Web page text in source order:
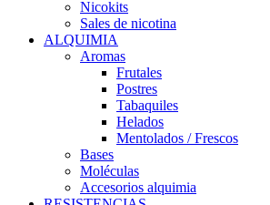
Nicokits
Sales de nicotina
ALQUIMIA
Aromas
Frutales
Postres
Tabaquiles
Helados
Mentolados / Frescos
Bases
Moléculas
Accesorios alquimia